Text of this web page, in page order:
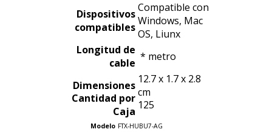
Dispositivos
compatibles
Compatible con
Windows, Mac
OS, Liunx
Longitud de
cable * metro
Dimensiones 12.7 x 1.7 x 2.8
cm
Cantidad por
Caja 125
Modelo FTX-HUBU7-AG